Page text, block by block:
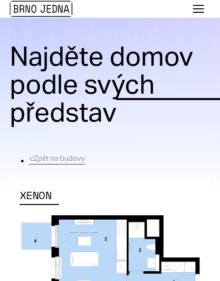
Jedna
Menu
Najděte domov
podle svých
představ
Zpět na budovy
XENON